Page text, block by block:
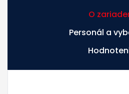
O
Personál a